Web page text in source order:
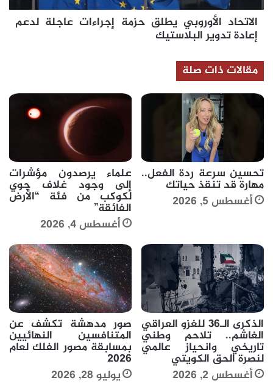
تدوير
البلاستيك
الاتحاد الأوروبي يطلق حزمة إجراءات عاجلة لدعم
إعادة تدوير البلاستيك
مقالات ذات صلة
تحسين سرعة ردة الفعل..
مهارة قد تنقذ حياتك
أغسطس 5, 2026
علماء يرصدون مؤشرات
إلى وجود غلاف جوي
لكوكب من فئة “الأرض
الفائقة”
أغسطس 4, 2026
الذكرى الـ36 للغزو العراقي
الغاشم.. تلاحم وطني
تاريخي وانحياز عالمي
لنصرة الحق الكويتي
أغسطس 2, 2026
صور مدهشة تكشف عن
المتنافسين النهائيين
بمسابقة مصور الفلك لعام
2026
يوليو 28, 2026